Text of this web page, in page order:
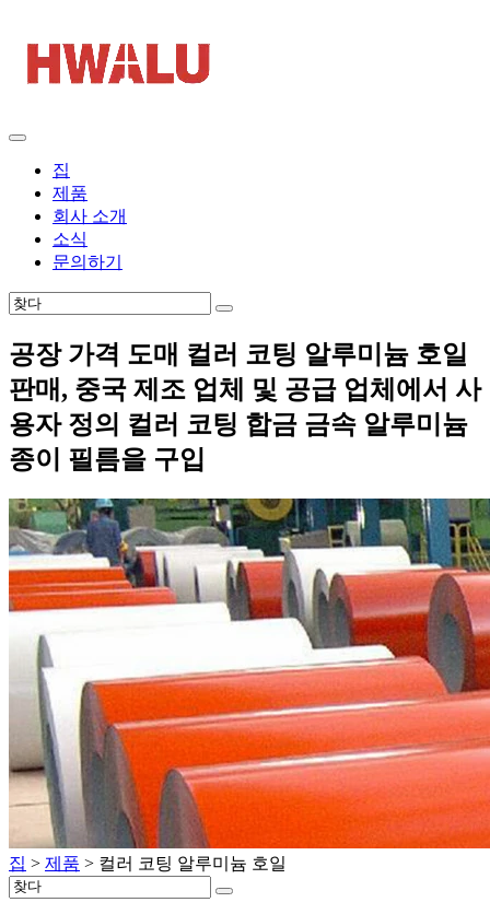
집
제품
회사 소개
소식
문의하기
공장 가격 도매 컬러 코팅 알루미늄 호일
판매, 중국 제조 업체 및 공급 업체에서 사
용자 정의 컬러 코팅 합금 금속 알루미늄
종이 필름을 구입
집 > 제품 > 컬러 코팅 알루미늄 호일